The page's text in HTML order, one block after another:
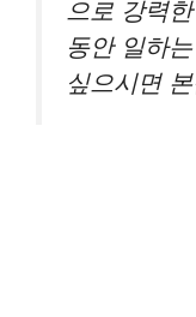
으로 강력
동안 일하
싶으시면